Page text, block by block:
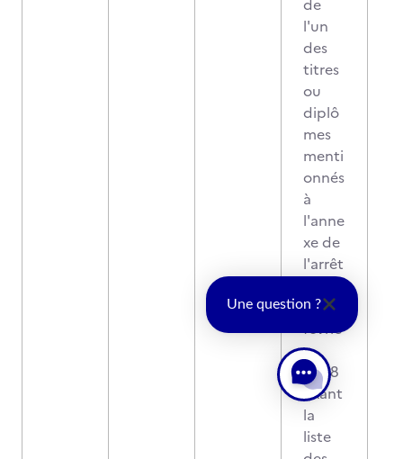
de
l'un
des
titres
ou
diplô
mes
menti
onnés
à
l'anne
xe de
l'arrêt
26
févrie
r
2008
fixant
la
liste
Une question ?